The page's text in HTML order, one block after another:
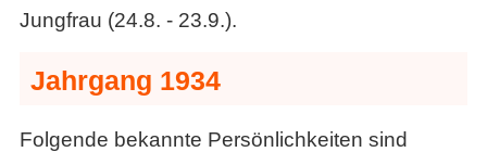
Jungfrau (24.8. - 23.9.).
Jahrgang 1934
Folgende bekannte Persönlichkeiten sind